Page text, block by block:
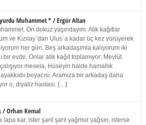
Muhammet * / Ergür Altan
On dokuz yaşındayım. Atık kağıtlar
ve Kızılay`dan Ulus`a kadar üç kez yürüyerek
her gün. Beş arkadaşımla kalıyorum iki
bir evde. Onlar atık kağıt toplamıyor; Mevlüt
mesela, Hüseyin halde hamallık
boyacısı. Aramıza bir arkadaş daha
o, diyaliz hastası. […]
/ Orhan Kemal
lapa kar, ister şarıl şarıl yağmur yağsın, isterse